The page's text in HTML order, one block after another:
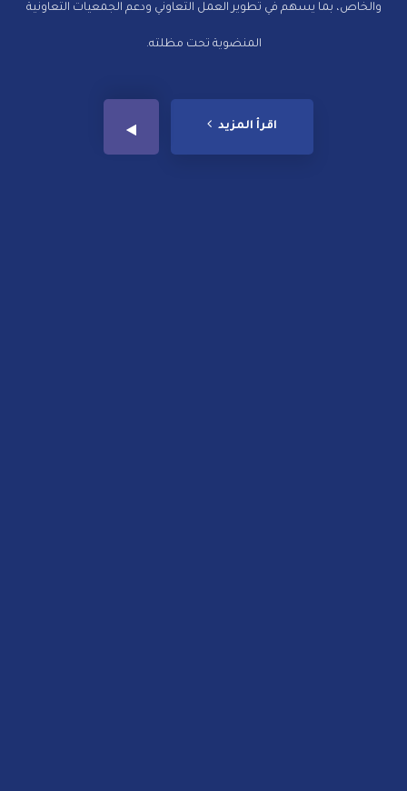
والخاص، بما يسهم في تطوير العمل التعاوني ودعم الجمعيات التعاونية
المنضوية تحت مظلته.
اقرأ المزيد